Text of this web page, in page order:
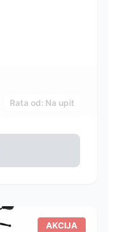
Rata od: Na upit
AKCIJA